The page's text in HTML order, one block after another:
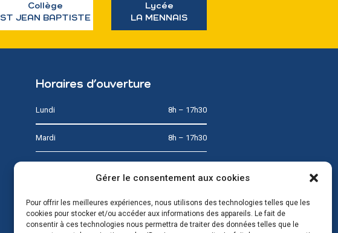
Gérer le consentement aux cookies
Pour offrir les meilleures expériences, nous utilisons des technologies telles que les
cookies pour stocker et/ou accéder aux informations des appareils. Le fait de
consentir à ces technologies nous permettra de traiter des données telles que le
Collège
ST JEAN BAPTISTE
Lycée
LA MENNAIS
Horaires d’ouverture
Lundi 8h – 17h30
Mardi 8h – 17h30
Vendredi 8h – 17h30